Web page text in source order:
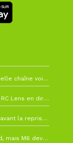
RC Lens – Villarreal : à quelle heure et sur quelle chaîne voir la finale de la Como Cup ?
Como Cup : comment regarder les matchs du RC Lens en direct ?
Ligue 1+ diffusera plus de 30 matchs amicaux avant la reprise de la Ligue 1
Coupe du monde 2026 : des audiences record, mais M6 devrait perdre très gros !